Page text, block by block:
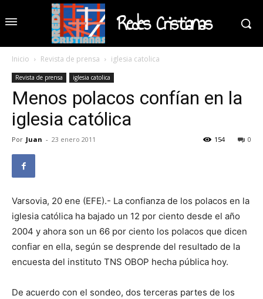
Redes Cristianas
Inicio Revista de prensa iglesia catolica
Revista de prensa iglesia catolica
Menos polacos confían en la
iglesia católica
Por Juan - 23 enero 2011 0
154
Varsovia, 20 ene (EFE).- La confianza de los polacos en la
iglesia católica ha bajado un 12 por ciento desde el año
2004 y ahora son un 66 por ciento los polacos que dicen
confiar en ella, según se desprende del resultado de la
encuesta del instituto TNS OBOP hecha pública hoy.
De acuerdo con el sondeo, dos terceras partes de los